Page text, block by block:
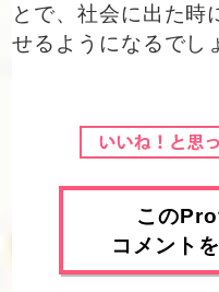
とで、社会に出た時
せるようになるでし
この
コメント